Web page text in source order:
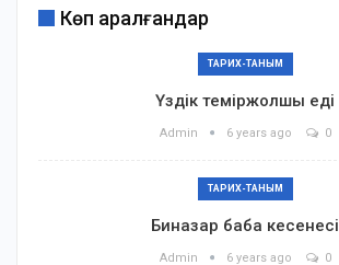
Көп қаралғандар
ТАРИХ-ТАНЫМ
Үздік теміржолшы еді
Admin 6 years ago 0
ТАРИХ-ТАНЫМ
Биназар баба кесенесі
Admin 6 years ago 0